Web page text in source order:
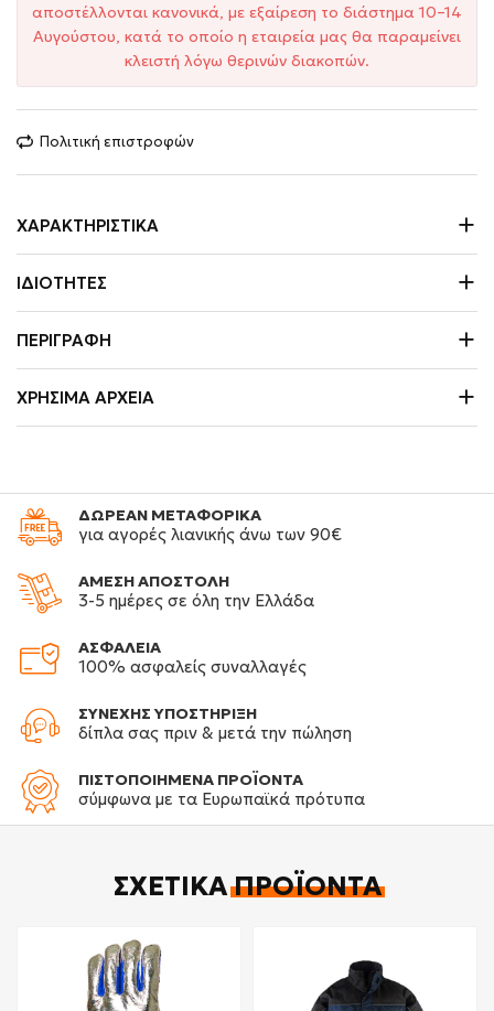
αποστέλλονται κανονικά, με εξαίρεση το διάστημα 10–14
Αυγούστου, κατά το οποίο η εταιρεία μας θα παραμείνει
κλειστή λόγω θερινών διακοπών.
Πολιτική επιστροφών
ΧΑΡΑΚΤΗΡΙΣΤΙΚΆ
ΙΔΙΌΤΗΤΕΣ
ΠΕΡΙΓΡΑΦΉ
ΧΡΉΣΙΜΑ ΑΡΧΕΊΑ
ΔΩΡΕΑΝ ΜΕΤΑΦΟΡΙΚΑ
για αγορές λιανικής άνω των 90€
ΑΜΕΣΗ ΑΠΟΣΤΟΛΗ
3-5 ημέρες σε όλη την Ελλάδα
ΑΣΦΑΛΕΙΑ
100% ασφαλείς συναλλαγές
ΣΥΝΕΧΗΣ ΥΠΟΣΤΗΡΙΞΗ
δίπλα σας πριν & μετά την πώληση
ΠΙΣΤΟΠΟΙΗΜΕΝΑ ΠΡΟΪΟΝΤΑ
σύμφωνα με τα Ευρωπαϊκά πρότυπα
ΣΧΕΤΙΚΆΠΡΟΪΌΝΤΑ